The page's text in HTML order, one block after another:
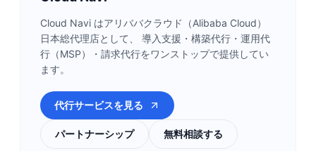
Cloud Navi はアリババクラウド（Alibaba Cloud）
日本総代理店として、 導入支援・構築代行・運用代
行（MSP）・請求代行をワンストップで提供してい
ます。
代行サービスを見る
パートナーシップ 無料相談する